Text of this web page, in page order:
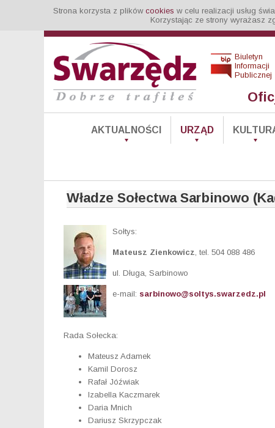
Strona korzysta z plików cookies w celu realizacji usług
Korzystając ze strony wyrażasz
Biuletyn
Informacji
Publicznej
AKTUALNOŚCI URZĄD
Władze Sołectwa Sarbinowo
Sołtys:
Mateusz Zienkowicz, tel. 504 088 486
ul. Długa, Sarbinowo
e-mail: sarbinowo@soltys.swarzedz.pl
Rada Sołecka:
Mateusz Adamek
Kamil Dorosz
Rafał Jóźwiak
Izabella Kaczmarek
Daria Mnich
Dariusz Skrzypczak